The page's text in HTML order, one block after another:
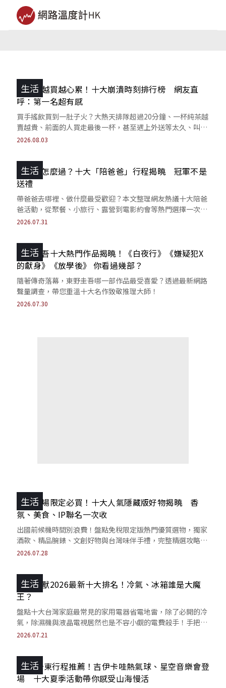
生活
手搖飲越買越心累！十大崩潰時刻排行榜 網友直
呼：第一名超有感
買手搖飲買到一肚子火？大熱天排隊超過20分鐘、一杯純茶越
賣越貴、前面的人買走最後一杯，甚至遇上外送等太久、叫不
到外送等情況，手搖控共同的痛還有哪些？
2026.08.03
生活
父親節怎麼過？十大「陪爸爸」行程揭曉 冠軍不是
送禮
帶爸爸去哪裡、做什麼最受歡迎？本文整理網友熱議十大陪爸
爸活動，從聚餐、小旅行、露營到電影約會等熱門選擇一次
看。
2026.07.31
生活
東野圭吾十大熱門作品揭曉！《白夜行》《嫌疑犯X
的獻身》《放學後》 你看過幾部？
隨著傳奇落幕，東野圭吾哪一部作品最受喜愛？透過最新網路
聲量調查，帶您重溫十大名作致敬推理大師！
2026.07.30
生活
桃園機場限定必買！十大人氣隱藏版好物揭曉 香
氛、美食、IP聯名一次收
出國前候機時間別浪費！盤點免稅限定版熱門優質選物，獨家
酒款、精品腕錶、文創好物與台灣味伴手禮，完整精選攻略一
次看。
2026.07.28
生活
吃電怪獸2026最新十大排名！冷氣、冰箱誰是大魔
王？
盤點十大台灣家庭最常見的家用電器省電地雷，除了必開的冷
氣，除濕機與液晶電視居然也是不容小覷的電費殺手！手把手
教你一鍵斷電，省電九成秘訣。
2026.07.21
生活
2026台東行程推薦！吉伊卡哇熱氣球、星空音樂會登
場 十大夏季活動帶你感受山海慢活